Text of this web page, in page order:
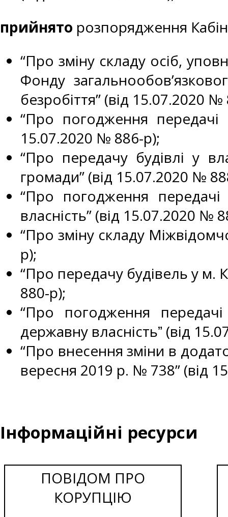
прийнято розпорядження
“Про зміну складу осіб,
Фонду
безробіття” (від 15.07.2020
“Про погодження
15.07.2020 № 886-р);
“Про передачу будівлі у
громади” (від 15.07.2020 №
“Про погодження
власність” (від 15.07.2020 №
“Про зміну складу
р);
“Про передачу будівель у м.
880-р);
“Про погодження
державну власністьˮ (від
“Про внесення зміни в
вересня 2019 р. № 738” (від
Інформаційні ресурси
ПОВІДОМ ПРО
КОРУПЦІЮ